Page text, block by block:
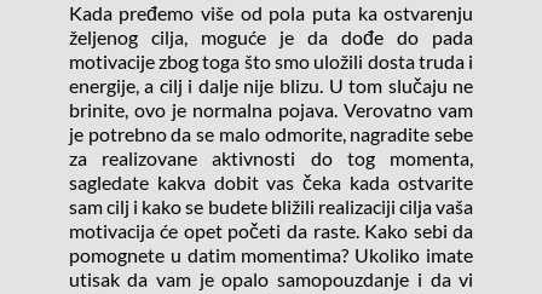
Kada pređemo više od pola puta ka ostvarenju
željenog cilja, moguće je da dođe do pada
motivacije zbog toga što smo uložili dosta truda i
energije, a cilj i dalje nije blizu. U tom slučaju ne
brinite, ovo je normalna pojava. Verovatno vam
je potrebno da se malo odmorite, nagradite sebe
za realizovane aktivnosti do tog momenta,
sagledate kakva dobit vas čeka kada ostvarite
sam cilj i kako se budete bližili realizaciji cilja vaša
motivacija će opet početi da raste. Kako sebi da
pomognete u datim momentima? Ukoliko imate
utisak da vam je opalo samopouzdanje i da vi